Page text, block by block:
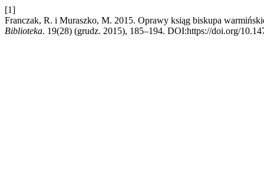
[1]
Franczak, R. i Muraszko, M. 2015. Oprawy ksiąg biskupa
Biblioteka. 19(28) (grudz. 2015), 185–194. DOI:https://doi.org/